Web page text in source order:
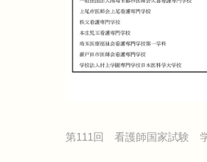
第111回 看護師国家試験 学